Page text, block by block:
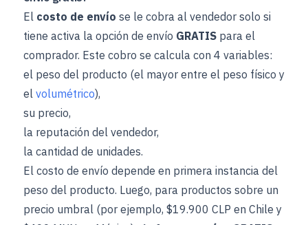
El costo de envío se le cobra al vendedor solo si
tiene activa la opción de envío GRATISpara el
comprador. Este cobro se calcula con 4 variables:
el peso del producto (el mayor entre el peso físico y
el volumétrico),
su precio,
la reputación del vendedor,
la cantidad de unidades.
El costo de envío depende en primera instancia del
peso del producto. Luego, para productos sobre un
precio umbral (por ejemplo, $19.900 CLP en Chile y